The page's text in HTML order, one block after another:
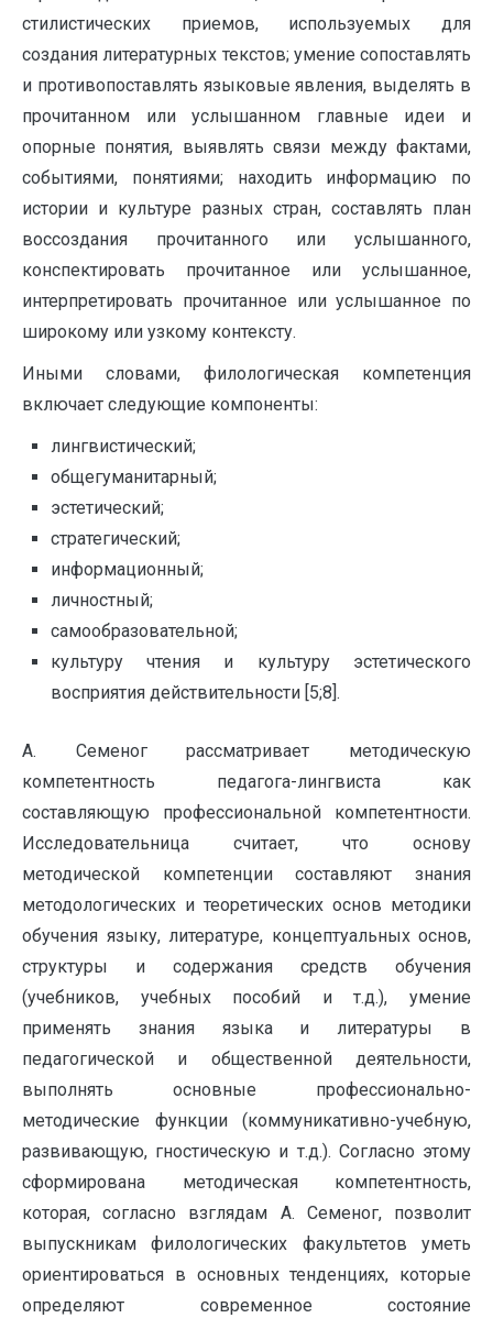
стилистических приемов, используемых для
создания литературных текстов; умение сопоставлять
и противопоставлять языковые явления, выделять в
прочитанном или услышанном главные идеи и
опорные понятия, выявлять связи между фактами,
событиями, понятиями; находить информацию по
истории и культуре разных стран, составлять план
воссоздания прочитанного или услышанного,
конспектировать прочитанное или услышанное,
интерпретировать прочитанное или услышанное по
широкому или узкому контексту.
Иными словами, филологическая компетенция
включает следующие компоненты:
лингвистический;
общегуманитарный;
эстетический;
стратегический;
информационный;
личностный;
самообразовательной;
культуру чтения и культуру эстетического
восприятия действительности [5;8].
А. Семеног рассматривает методическую
компетентность педагога-лингвиста как
составляющую профессиональной компетентности.
Исследовательница считает, что основу
методической компетенции составляют знания
методологических и теоретических основ методики
обучения языку, литературе, концептуальных основ,
структуры и содержания средств обучения
(учебников, учебных пособий и т.д.), умение
применять знания языка и литературы в
педагогической и общественной деятельности,
выполнять основные профессионально-
методические функции (коммуникативно-учебную,
развивающую, гностическую и т.д.). Согласно этому
сформирована методическая компетентность,
которая, согласно взглядам А. Семеног, позволит
выпускникам филологических факультетов уметь
ориентироваться в основных тенденциях, которые
определяют современное состояние